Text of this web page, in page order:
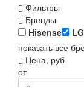
Фильтры
Бренды
Hisense
LG
показать все
Цена, руб
от